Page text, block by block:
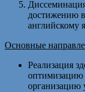
достижению
английскому
Основные
Реализация
оптимизацию
организацию